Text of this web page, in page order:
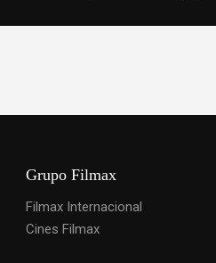
Grupo Filmax
Filmax Internacional
Cines Filmax